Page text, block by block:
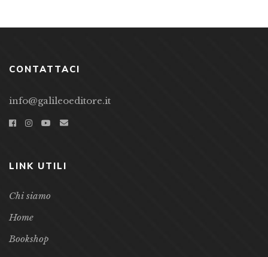
CONTATTACI
info@galileoeditore.it
LINK UTILI
Chi siamo
Home
Bookshop